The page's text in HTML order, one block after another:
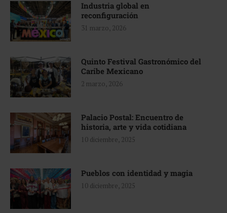
Industria global en
reconfiguración
31 marzo, 2026
Quinto Festival Gastronómico del
Caribe Mexicano
2 marzo, 2026
Palacio Postal: Encuentro de
historia, arte y vida cotidiana
10 diciembre, 2025
Pueblos con identidad y magia
10 diciembre, 2025